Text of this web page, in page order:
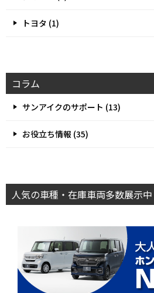
トヨタ (1)
コラム
サンアイクのサポート (13)
お役立ち情報 (35)
人気の車種・在庫車両多数展示中